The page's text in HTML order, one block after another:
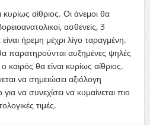
αίθριος. Οι άνεμοι θα
ασθενείς, 3
ήρεμη μέχρι λίγο ταραγμένη.
παρατηρούνται αυξημένες ψηλές
θα είναι κυρίως αίθριος.
να σημειώσει αξιόλογη
να συνεχίσει να κυμαίνεται πιο
τιμές.